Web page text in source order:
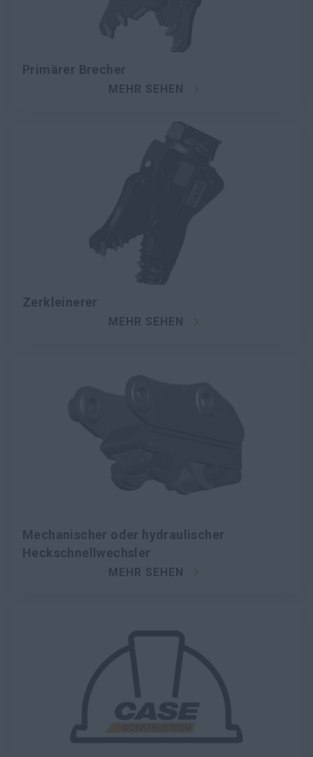
Primärer Brecher
MEHR SEHEN
Zerkleinerer
MEHR SEHEN
Mechanischer oder hydraulischer
Heckschnellwechsler
MEHR SEHEN